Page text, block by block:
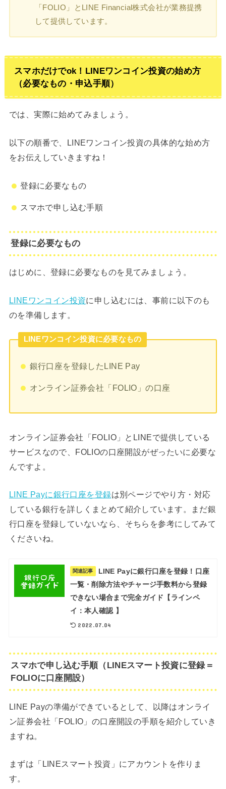
「FOLIO」とLINE Financial株式会社が業務提携
して提供しています。
スマホだけでok！LINEワンコイン投資の始め方
（必要なもの・申込手順）
では、実際に始めてみましょう。
以下の順番で、LINEワンコイン投資の具体的な始め方
をお伝えしていきますね！
登録に必要なもの
スマホで申し込む手順
登録に必要なもの
はじめに、登録に必要なものを見てみましょう。
LINEワンコイン投資に申し込むには、事前に以下のも
のを準備します。
LINEワンコイン投資に必要なもの
銀行口座を登録したLINE Pay
オンライン証券会社「FOLIO」の口座
オンライン証券会社「FOLIO」とLINEで提供している
サービスなので、FOLIOの口座開設がぜったいに必要な
んですよ。
LINE Payに銀行口座を登録は別ページでやり方・対応
している銀行を詳しくまとめて紹介しています。まだ銀
行口座を登録していないなら、そちらを参考にしてみて
くださいね。
関連記事
LINE Payに銀行口座を登録！口座
一覧・削除方法やチャージ手数料から登録
できない場合まで完全ガイド【ラインペ
イ：本人確認 】
2022.07.04
スマホで申し込む手順（LINEスマート投資に登録＝
FOLIOに口座開設）
LINE Payの準備ができているとして、以降はオンライ
ン証券会社「FOLIO」の口座開設の手順を紹介していき
ますね。
まずは「LINEスマート投資」にアカウントを作りま
す。